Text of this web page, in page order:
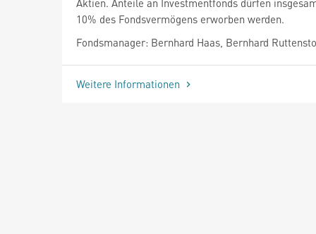
10% des Fondsvermögens erworben werden.
Fondsmanager: Bernhard Haas, Bernhard
Weitere Informationen